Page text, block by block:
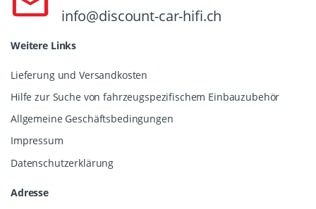
info@discount-car-hifi.ch
Weitere Links
Lieferung und Versandkosten
Hilfe zur Suche von fahrzeugspezifischem Einbauzubehör
Allgemeine Geschäftsbedingungen
Impressum
Datenschutzerklärung
Adresse